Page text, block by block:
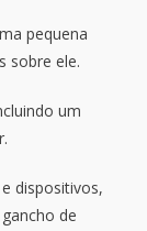
pequena
sobre ele.
um
dispositivos,
de